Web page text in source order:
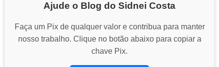
Ajude o Blog do Sidnei Costa
Faça um Pix de qualquer valor e contribua para manter
nosso trabalho. Clique no botão abaixo para copiar a
chave Pix.